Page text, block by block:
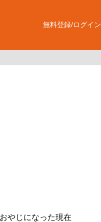
やじになった現在
無料登録/ログイン